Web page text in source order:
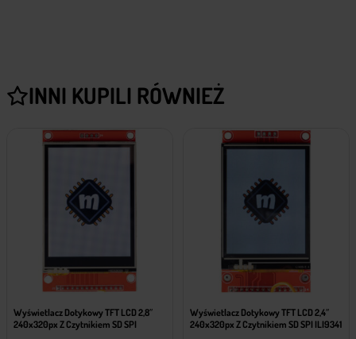
INNI KUPILI RÓWNIEŻ
Wyświetlacz Dotykowy TFT LCD 2,8″
240x320px Z Czytnikiem SD SPI
Wyświetlacz Dotykowy TFT LCD 2,4″
240x320px Z Czytnikiem SD SPI ILI9341